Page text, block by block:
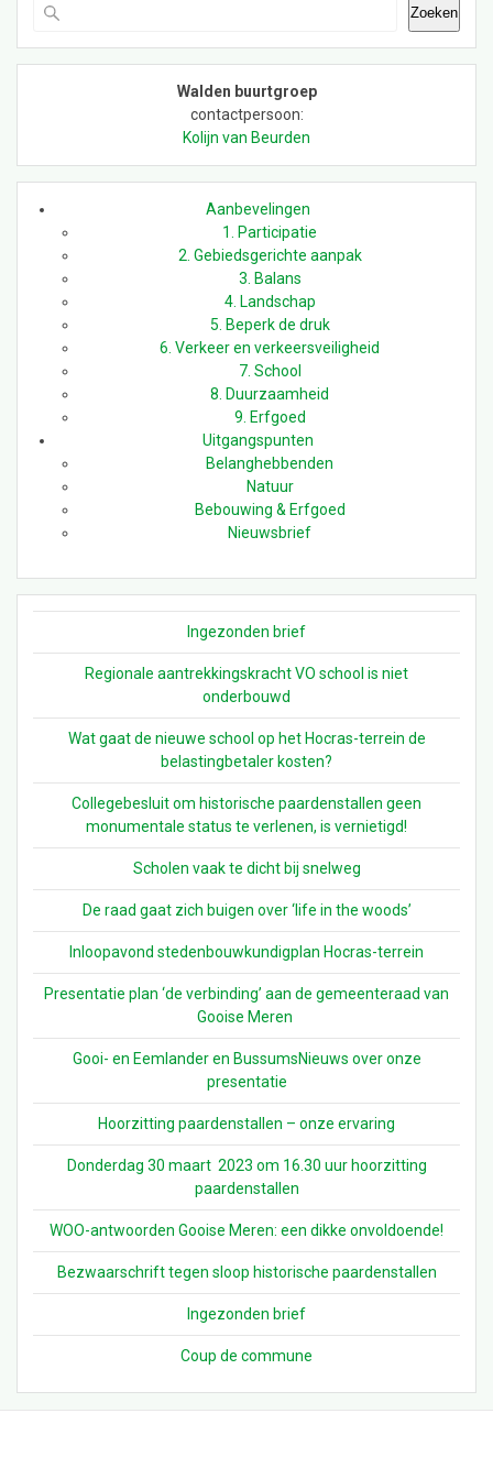
Zoeken
Walden buurtgroep
contactpersoon:
Kolijn van Beurden
Aanbevelingen
1. Participatie
2. Gebiedsgerichte aanpak
3. Balans
4. Landschap
5. Beperk de druk
6. Verkeer en verkeersveiligheid
7. School
8. Duurzaamheid
9. Erfgoed
Uitgangspunten
Belanghebbenden
Natuur
Bebouwing & Erfgoed
Nieuwsbrief
Ingezonden brief
Regionale aantrekkingskracht VO school is niet
onderbouwd
Wat gaat de nieuwe school op het Hocras-terrein de
belastingbetaler kosten?
Collegebesluit om historische paardenstallen geen
monumentale status te verlenen, is vernietigd!
Scholen vaak te dicht bij snelweg
De raad gaat zich buigen over ‘life in the woods’
Inloopavond stedenbouwkundigplan Hocras-terrein
Presentatie plan ‘de verbinding’ aan de gemeenteraad van
Gooise Meren
Gooi- en Eemlander en BussumsNieuws over onze
presentatie
Hoorzitting paardenstallen – onze ervaring
Donderdag 30 maart 2023 om 16.30 uur hoorzitting
paardenstallen
WOO-antwoorden Gooise Meren: een dikke onvoldoende!
Bezwaarschrift tegen sloop historische paardenstallen
Ingezonden brief
Coup de commune